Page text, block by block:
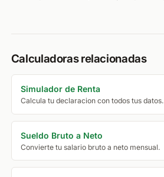
Calculadoras relacionadas
Simulador de Renta
Calcula tu declaracion con todos tus datos.
Sueldo Bruto a Neto
Convierte tu salario bruto a neto mensual.